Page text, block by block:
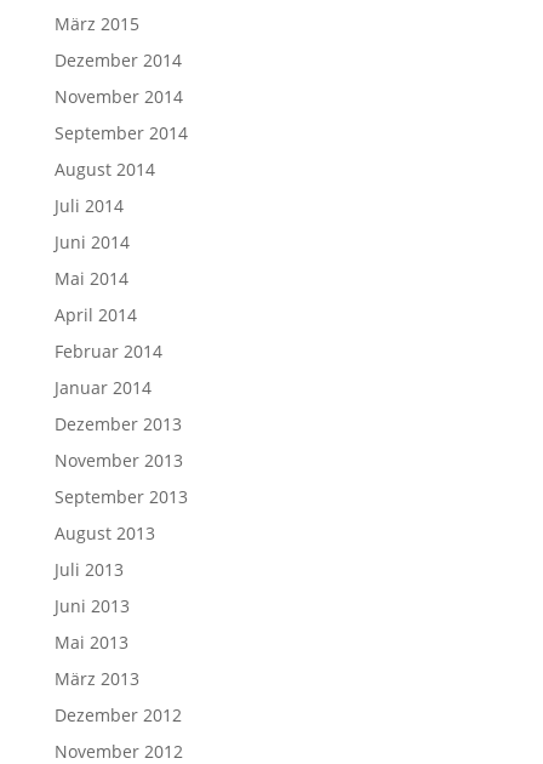
März 2015
Dezember 2014
November 2014
September 2014
August 2014
Juli 2014
Juni 2014
Mai 2014
April 2014
Februar 2014
Januar 2014
Dezember 2013
November 2013
September 2013
August 2013
Juli 2013
Juni 2013
Mai 2013
März 2013
Dezember 2012
November 2012